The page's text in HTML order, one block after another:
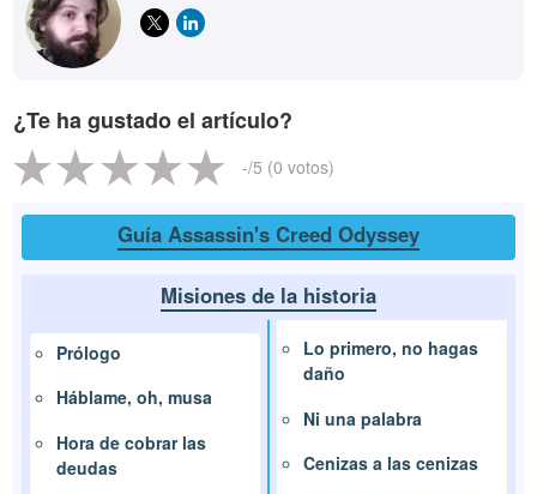
¿Te ha gustado el artículo?
-/5 (0 votos)
Guía Assassin's Creed Odyssey
Misiones de la historia
Prólogo
Háblame, oh, musa
Hora de cobrar las
deudas
Lo primero, no hagas
daño
Ni una palabra
Cenizas a las cenizas